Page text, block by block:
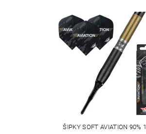
ŠIPKY SOFT AVIATION 90%